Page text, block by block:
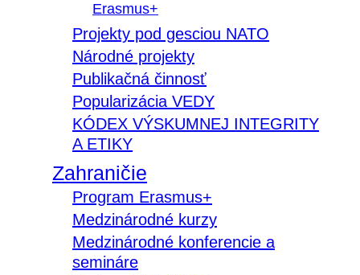
Erasmus+
Projekty pod gesciou NATO
Národné projekty
Publikačná činnosť
Popularizácia VEDY
KÓDEX VÝSKUMNEJ INTEGRITY
A ETIKY
Zahraničie
Program Erasmus+
Medzinárodné kurzy
Medzinárodné konferencie a
semináre